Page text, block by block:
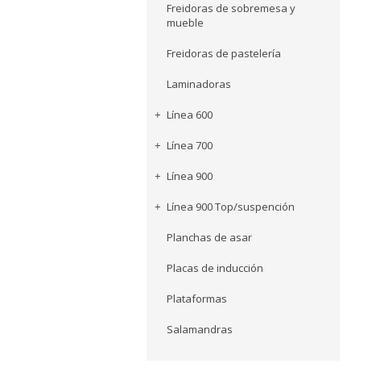
Freidoras de sobremesa y
mueble
Freidoras de pastelería
Laminadoras
Línea 600
Línea 700
Línea 900
Línea 900 Top/suspención
Planchas de asar
Placas de inducción
Plataformas
Salamandras